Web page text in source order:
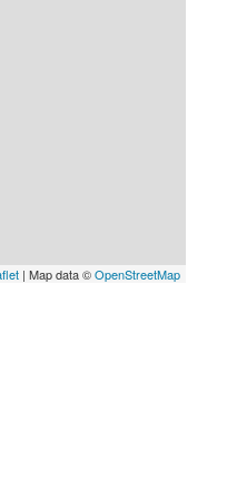
| Map data ©OpenStreetMap